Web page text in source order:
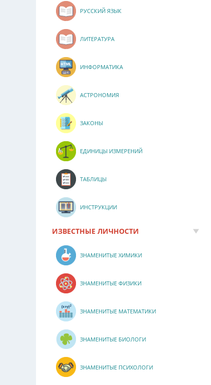
РУССКИЙ ЯЗЫК
ЛИТЕРАТУРА
ИНФОРМАТИКА
АСТРОНОМИЯ
ЗАКОНЫ
ЕДИНИЦЫ ИЗМЕРЕНИЙ
ТАБЛИЦЫ
ИНСТРУКЦИИ
ИЗВЕСТНЫЕ ЛИЧНОСТИ
ЗНАМЕНИТЫЕ ХИМИКИ
ЗНАМЕНИТЫЕ ФИЗИКИ
ЗНАМЕНИТЫЕ МАТЕМАТИКИ
ЗНАМЕНИТЫЕ БИОЛОГИ
ЗНАМЕНИТЫЕ ПСИХОЛОГИ